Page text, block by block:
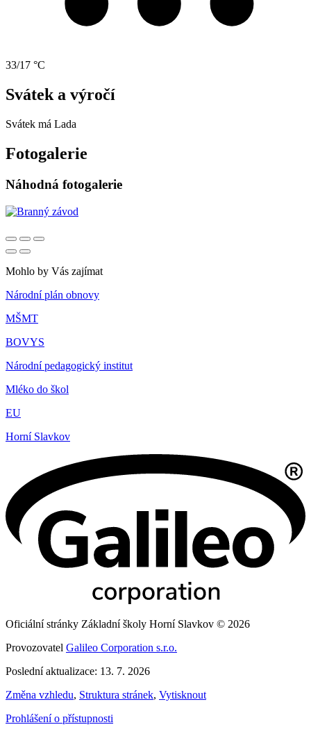
33/17 °C
Svátek a výročí
Svátek má Lada
Fotogalerie
Náhodná fotogalerie
Mohlo by Vás zajímat
Národní plán obnovy
MŠMT
BOVYS
Národní pedagogický institut
Mléko do škol
EU
Horní Slavkov
Oficiální stránky Základní školy Horní Slavkov © 2026
Provozovatel Galileo Corporation s.r.o.
Poslední aktualizace: 13. 7. 2026
Změna vzhledu, Struktura stránek, Vytisknout
Prohlášení o přístupnosti